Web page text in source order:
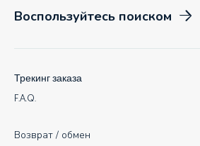
Воспользуйтесь поиском
Возврат / обмен
Трекинг заказа
F.A.Q.